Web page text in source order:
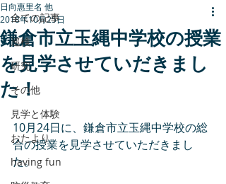
全ての記事
巡検
研究
その他
見学と体験
おたより
having fun
鎌倉市立玉縄中学校の授業
を見学させていだきまし
た！
日向惠里名 他
2018年10月25日
10月24日に、鎌倉市立玉縄中学校の総
合の授業を見学させていただきまし
た。